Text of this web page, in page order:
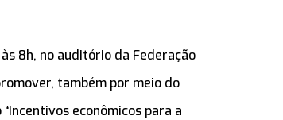
8h, no auditório da Federação
também por meio do
econômicos para a